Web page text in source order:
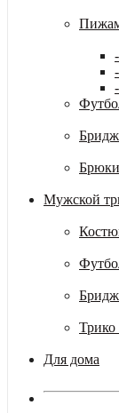
Мужской
Для дома